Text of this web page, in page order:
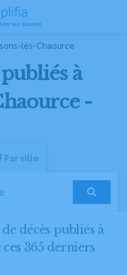
lès-Chaource
à
-
Par ville
décès publiés à
365 derniers